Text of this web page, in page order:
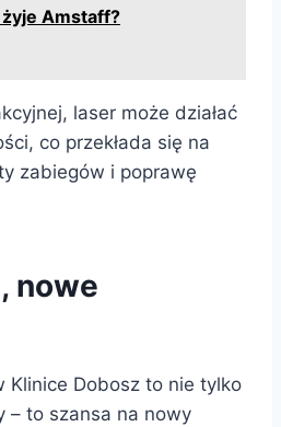
żyje Amstaff?
laser może działać
co przekłada się na
zabiegów i poprawę
nowe
Klinice Dobosz to nie tylko
– to szansa na nowy